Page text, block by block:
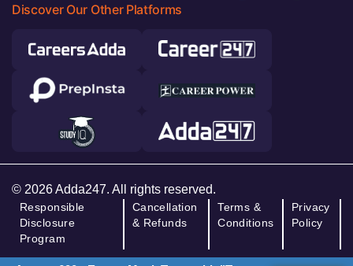
Discover Our Other Platforms
© 2026 Adda247. All rights reserved.
Responsible
Disclosure
Program
Cancellation
& Refunds
Terms &
Conditions
Privacy
Policy